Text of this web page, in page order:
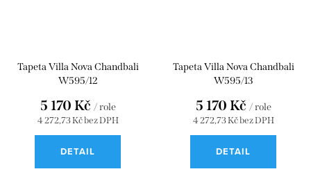
Tapeta Villa Nova Chandbali
W595/12
4 272,73 Kč bez DPH
5 170 Kč / role
DETAIL
Tapeta Villa Nova Chandbali
W595/13
4 272,73 Kč bez DPH
5 170 Kč / role
DETAIL